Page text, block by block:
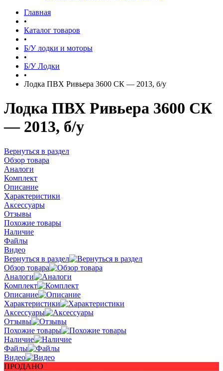
Главная
•
Каталог товаров
•
Б/У лодки и моторы
•
Б/У Лодки
•
Лодка ПВХ Ривьера 3600 СК — 2013, б/у
Лодка ПВХ Ривьера 3600 СК
— 2013, б/у
Вернуться в раздел
Обзор товара
Аналоги
Комплект
Описание
Характеристики
Аксессуары
Отзывы
Похожие товары
Наличие
Файлы
Видео
Вернуться в раздел
Обзор товара
Аналоги
Комплект
Описание
Характеристики
Аксессуары
Отзывы
Похожие товары
Наличие
Файлы
Видео
ПРОДАНО